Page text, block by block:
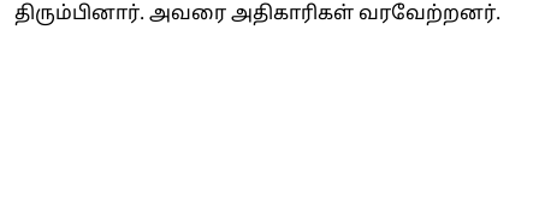
திரும்பினார். அவரை அதிகாரிகள் வரவேற்றனர்.